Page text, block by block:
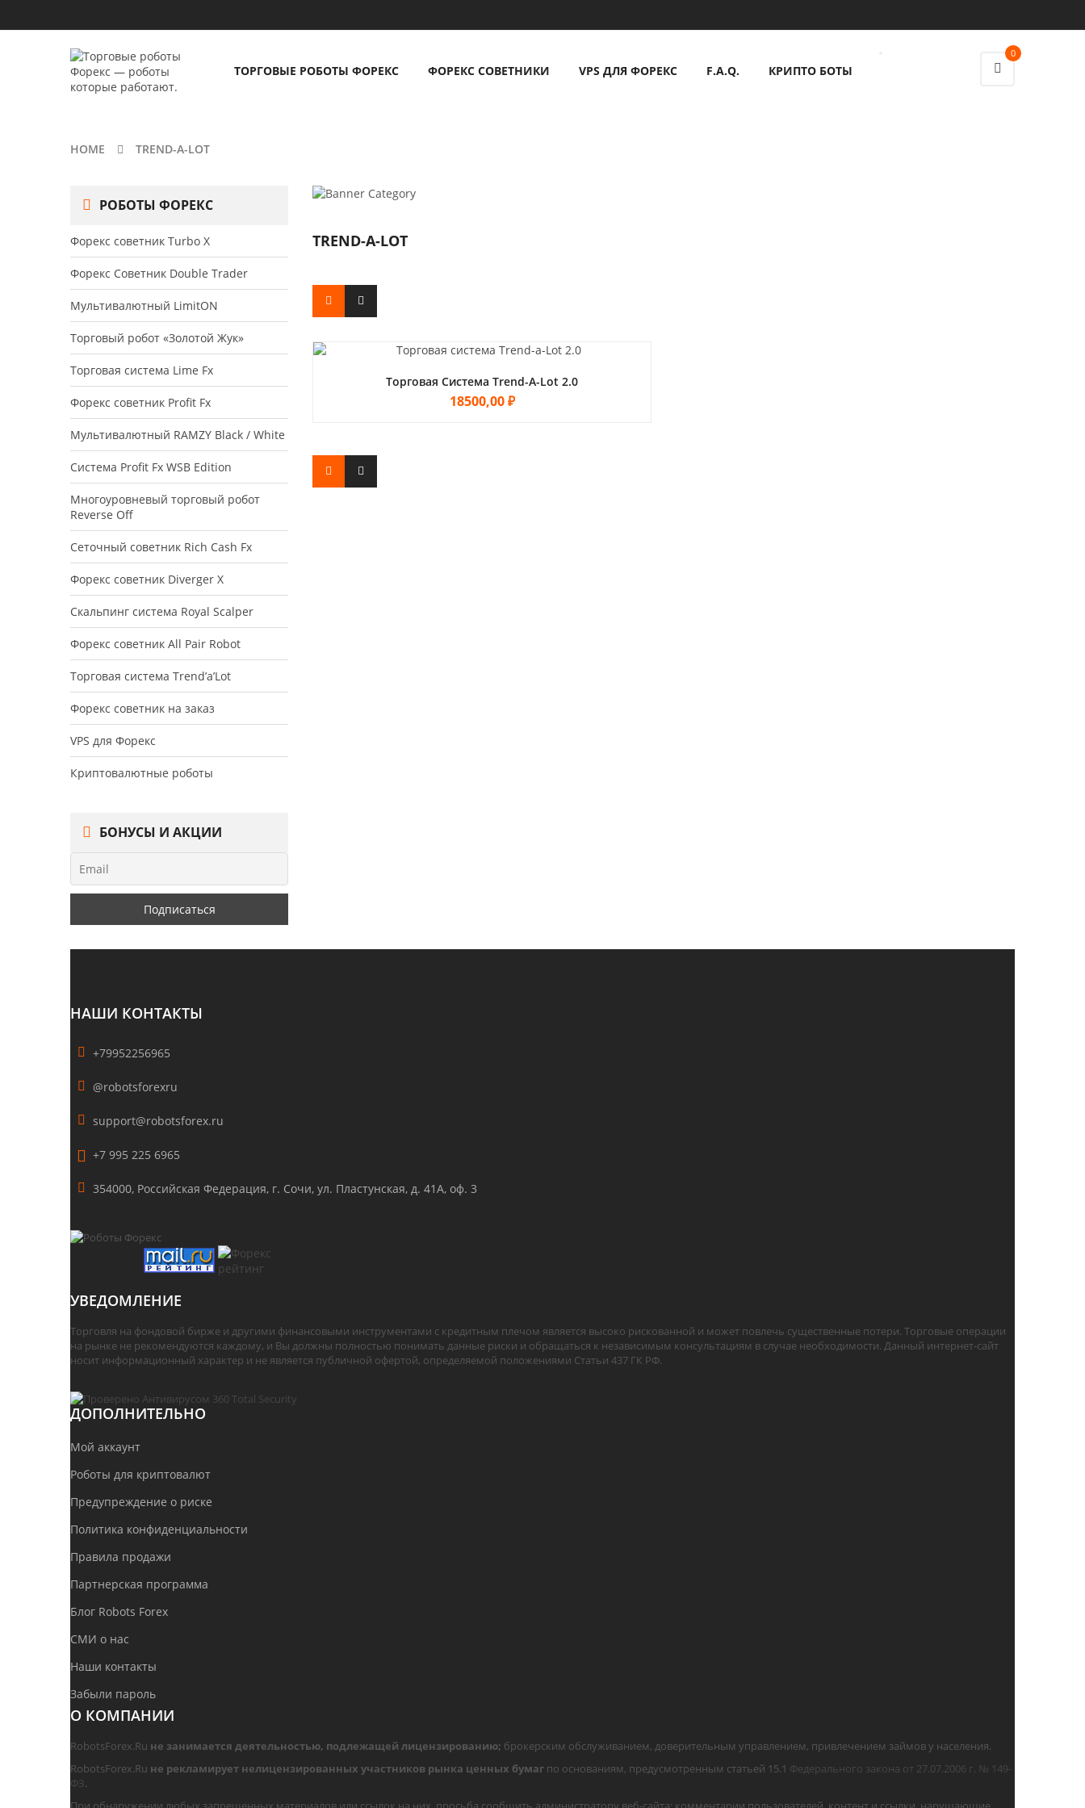
ТОРГОВЫЕ РОБОТЫ ФОРЕКС ФОРЕКС СОВЕТНИКИ VPS ДЛЯ ФОРЕКС F.A.Q. КРИПТО БОТЫ
0
HOME TREND-A-LOT
РОБОТЫ ФОРЕКС
Форекс советник Turbo X
Форекс Советник Double Trader
Мультивалютный LimitON
Торговый робот «Золотой Жук»
Торговая система Lime Fx
Форекс советник Profit Fx
Мультивалютный RAMZY Black / White
Система Profit Fx WSB Edition
Многоуровневый торговый робот
Reverse Off
Сеточный советник Rich Cash Fx
Форекс советник Diverger X
Скальпинг система Royal Scalper
Форекс советник All Pair Robot
Торговая система Trend’a’Lot
Форекс советник на заказ
VPS для Форекс
Криптовалютные роботы
БОНУСЫ И АКЦИИ
TREND-A-LOT
Торговая Система Trend-A-Lot 2.0
18500,00₽
НАШИ КОНТАКТЫ
+79952256965
@robotsforexru
support@robotsforex.ru
+7 995 225 6965
354000, Российская Федерация, г. Сочи, ул. Пластунская, д. 41А, оф. 3
УВЕДОМЛЕНИЕ
Торговля на фондовой бирже и другими финансовыми инструментами с кредитным плечом является высоко рискованной и может повлечь существенные потери. Торговые операции
на рынке не рекомендуются каждому, и Вы должны полностью понимать данные риски и обращаться к независимым консультациям в случае необходимости. Данный интернет-сайт
носит информационный характер и не является публичной офертой, определяемой положениями Статьи 437 ГК РФ.
ДОПОЛНИТЕЛЬНО
Мой аккаунт
Роботы для криптовалют
Предупреждение о риске
Политика конфиденциальности
Правила продажи
Партнерская программа
Блог Robots Forex
СМИ о нас
Наши контакты
Забыли пароль
О КОМПАНИИ
RobotsForex.Ru не занимается деятельностью, подлежащей лицензированию; брокерским обслуживанием, доверительным управлением, привлечением займов у населения.
RobotsForex.Ru не рекламирует нелицензированных участников рынка ценных бумаг по основаниям, предусмотренным статьей 15.1 Федерального закона от 27.07.2006 г. № 149-
ФЗ.